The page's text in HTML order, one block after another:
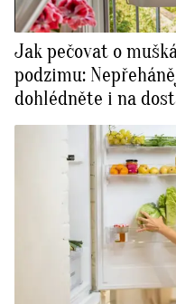
Jak pečovat o
podzimu:
dohlédněte i na